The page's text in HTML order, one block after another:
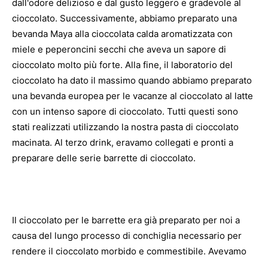
dall'odore delizioso e dal gusto leggero e gradevole al
cioccolato. Successivamente, abbiamo preparato una
bevanda Maya alla cioccolata calda aromatizzata con
miele e peperoncini secchi che aveva un sapore di
cioccolato molto più forte. Alla fine, il laboratorio del
cioccolato ha dato il massimo quando abbiamo preparato
una bevanda europea per le vacanze al cioccolato al latte
con un intenso sapore di cioccolato. Tutti questi sono
stati realizzati utilizzando la nostra pasta di cioccolato
macinata. Al terzo drink, eravamo collegati e pronti a
preparare delle serie barrette di cioccolato.
Il cioccolato per le barrette era già preparato per noi a
causa del lungo processo di conchiglia necessario per
rendere il cioccolato morbido e commestibile. Avevamo